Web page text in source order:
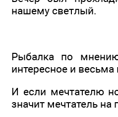
нашему светлый.
Рыбалка по
интересное и весьма
И если мечтателю
значит мечтатель на